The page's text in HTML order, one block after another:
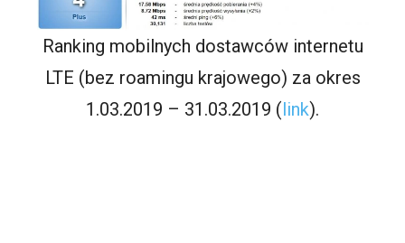
Ranking mobilnych dostawców internetu
LTE (bez roamingu krajowego) za okres
1.03.2019 – 31.03.2019 (link).